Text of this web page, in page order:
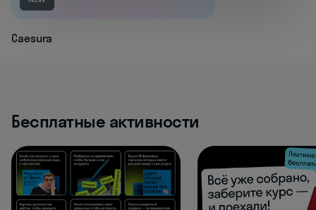
Caesura
Бесплатные активности